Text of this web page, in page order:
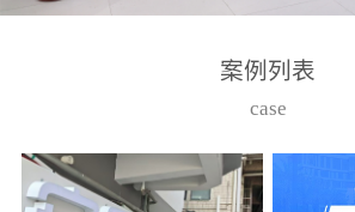
高技能
取得了
和多项
案例列表
case